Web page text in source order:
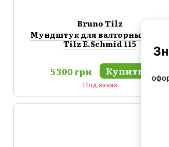
Bruno Tilz
Мундштук для валторны Bruno
Tilz E.Schmid 115
5 300 грн Купить
Под заказ